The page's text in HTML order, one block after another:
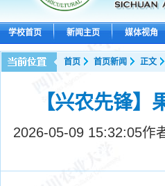
学校首页 新闻主页 媒体视角
首页 首页新闻 正文
【兴农先锋
2026-05-09 15:32:05作